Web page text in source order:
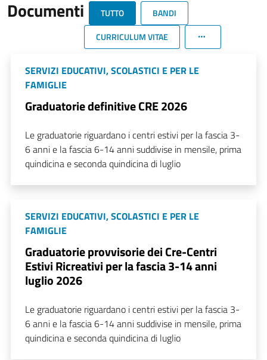
Documenti TUTTO
BANDI
CURRICULUM VITAE
SERVIZI EDUCATIVI, SCOLASTICI E PER LE
FAMIGLIE
Graduatorie definitive CRE 2026
Le graduatorie riguardano i centri estivi per la fascia 3-
6 anni e la fascia 6-14 anni suddivise in mensile, prima
quindicina e seconda quindicina di luglio
SERVIZI EDUCATIVI, SCOLASTICI E PER LE
FAMIGLIE
Graduatorie provvisorie dei Cre-Centri
Estivi Ricreativi per la fascia 3-14 anni
luglio 2026
Le graduatorie riguardano i centri estivi per la fascia 3-
6 anni e la fascia 6-14 anni suddivise in mensile, prima
quindicina e seconda quindicina di luglio